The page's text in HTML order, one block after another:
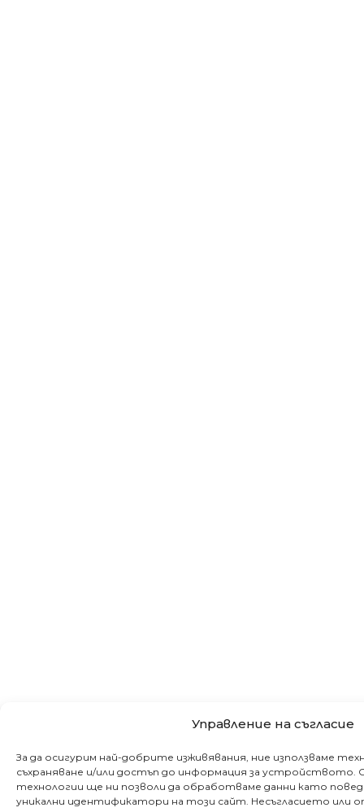
Управление на съгласие
За да осигурим най-добрите изживявания, ние използваме
съхраняване и/или достъп до информация за устройството.
технологии ще ни позволи да обработваме данни като
уникални идентификатори на този сайт. Несъгласието или
Бъдете сред първите, научили за
клиники и събития в града